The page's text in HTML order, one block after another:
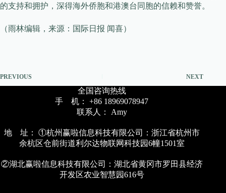
的支持和拥护，深得海外侨胞和港澳台同胞的信赖和赞誉。
（雨林编辑，来源：国际日报 闻喜）
PREVIOUS NEXT
全国咨询热线
手 机： +86 18969078947
联系人： Amy
地 址： ①杭州赢啦信息科技有限公司：浙江省杭州市
余杭区仓前街道利尔达物联网科技园6幢1501室
②湖北赢啦信息科技有限公司：湖北省黄冈市罗田县经济
开发区农业智慧园616号